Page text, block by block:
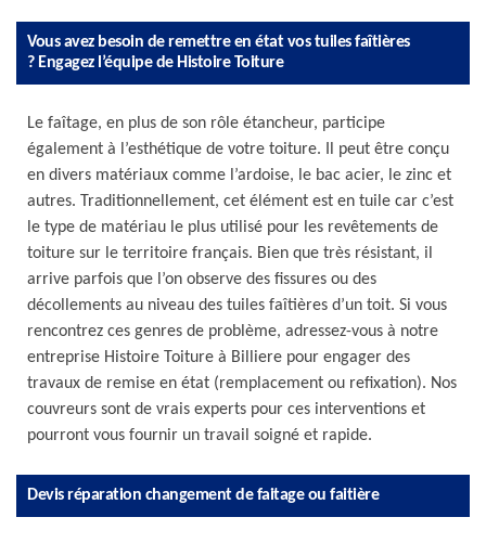
Vous avez besoin de remettre en état vos tuiles faîtières
? Engagez l’équipe de Histoire Toiture
Le faîtage, en plus de son rôle étancheur, participe
également à l’esthétique de votre toiture. Il peut être conçu
en divers matériaux comme l’ardoise, le bac acier, le zinc et
autres. Traditionnellement, cet élément est en tuile car c’est
le type de matériau le plus utilisé pour les revêtements de
toiture sur le territoire français. Bien que très résistant, il
arrive parfois que l’on observe des fissures ou des
décollements au niveau des tuiles faîtières d’un toit. Si vous
rencontrez ces genres de problème, adressez-vous à notre
entreprise Histoire Toiture à Billiere pour engager des
travaux de remise en état (remplacement ou refixation). Nos
couvreurs sont de vrais experts pour ces interventions et
pourront vous fournir un travail soigné et rapide.
Devis réparation changement de faitage ou faitière